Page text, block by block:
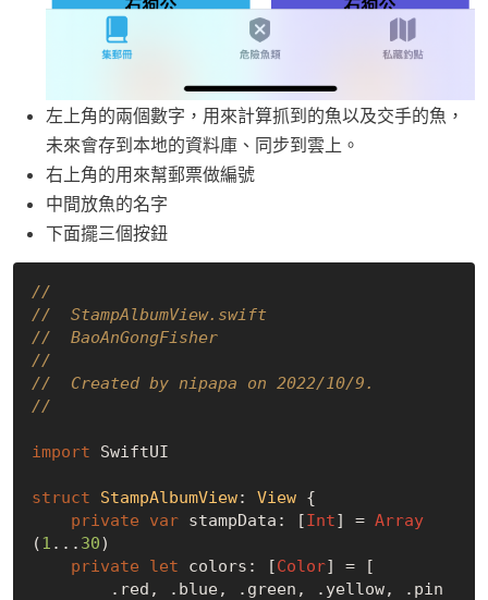
左上角的兩個數字，用來計算抓到的魚以及交手的魚，
未來會存到本地的資料庫、同步到雲上。
右上角的用來幫郵票做編號
中間放魚的名字
下面擺三個按鈕
//
//  StampAlbumView.swift
//  BaoAnGongFisher
//
//  Created by nipapa on 2022/10/9.
//
import SwiftUI
struct StampAlbumView: View {
private
var stampData: [Int] = Array
(1 ... 30)
private
let colors: [Color] = [